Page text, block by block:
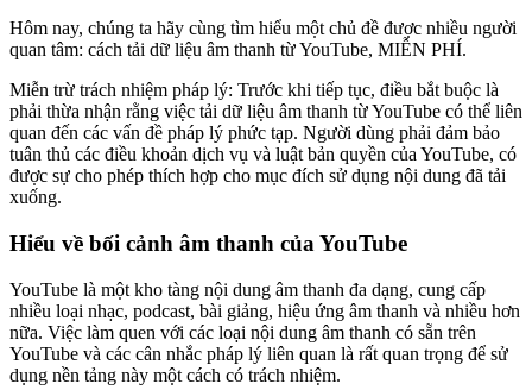
Hôm nay, chúng ta hãy cùng tìm hiểu một chủ đề được nhiều người
quan tâm: cách tải dữ liệu âm thanh từ YouTube, MIỄN PHÍ.
Miễn trừ trách nhiệm pháp lý: Trước khi tiếp tục, điều bắt buộc là
phải thừa nhận rằng việc tải dữ liệu âm thanh từ YouTube có thể liên
quan đến các vấn đề pháp lý phức tạp. Người dùng phải đảm bảo
tuân thủ các điều khoản dịch vụ và luật bản quyền của YouTube, có
được sự cho phép thích hợp cho mục đích sử dụng nội dung đã tải
xuống.
Hiểu về bối cảnh âm thanh của YouTube
YouTube là một kho tàng nội dung âm thanh đa dạng, cung cấp
nhiều loại nhạc, podcast, bài giảng, hiệu ứng âm thanh và nhiều hơn
nữa. Việc làm quen với các loại nội dung âm thanh có sẵn trên
YouTube và các cân nhắc pháp lý liên quan là rất quan trọng để sử
dụng nền tảng này một cách có trách nhiệm.